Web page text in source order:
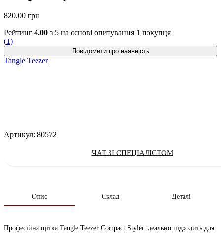
820.00 грн
Рейтинг 4.00 з 5 на основі опитування 1 покупця
(1)
Tangle Teezer
Артикул: 80572
ЧАТ ЗІ СПЕЦІАЛІСТОМ
Опис Склад Деталі
Професійна щітка Tangle Teezer Compact Styler ідеально підходить для